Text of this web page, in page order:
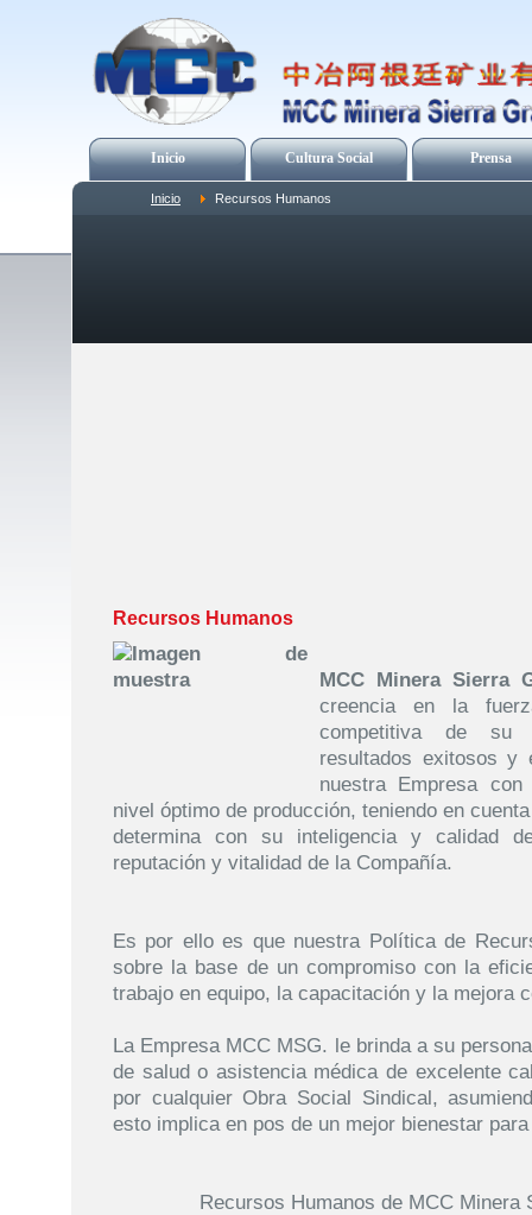
Inicio Cultura Social Prensa
Inicio Recursos Humanos
Recursos Humanos
MCC Minera Sierra
creencia en la
competitiva de su
resultados exitosos y
nuestra Empresa
nivel óptimo de producción, teniendo en
determina con su inteligencia y calidad
reputación y vitalidad de la Compañía.
Es por ello es que nuestra Política de
sobre la base de un compromiso con la
trabajo en equipo, la capacitación y la mejora
La Empresa MCC MSG. le brinda a su
de salud o asistencia médica de excelente
por cualquier Obra Social Sindical,
esto implica en pos de un mejor bienestar
Recursos Humanos de MCC Minera